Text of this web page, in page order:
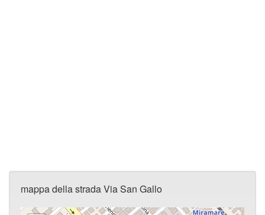
mappa della strada Via San Gallo